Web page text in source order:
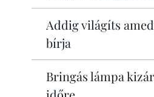
Addig világíts
bírja
Bringás lámpa